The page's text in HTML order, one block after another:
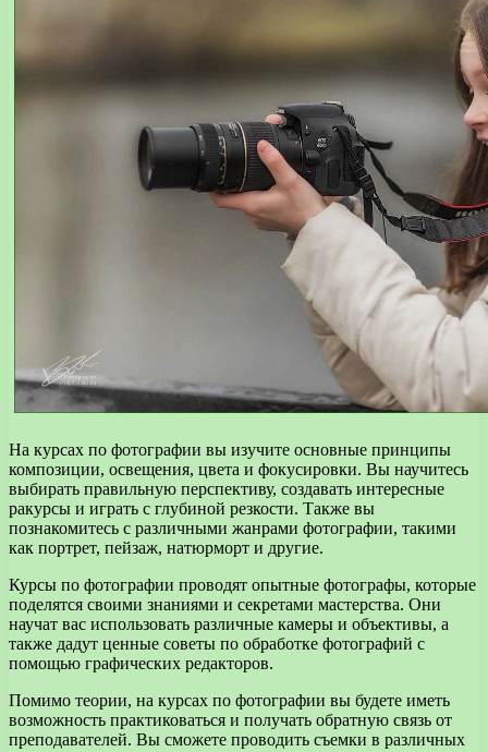
На курсах по фотографии вы изучите основные принципы
композиции, освещения, цвета и фокусировки. Вы научитесь
выбирать правильную перспективу, создавать интересные
ракурсы и играть с глубиной резкости. Также вы
познакомитесь с различными жанрами фотографии, такими
как портрет, пейзаж, натюрморт и другие.
Курсы по фотографии проводят опытные фотографы, которые
поделятся своими знаниями и секретами мастерства. Они
научат вас использовать различные камеры и объективы, а
также дадут ценные советы по обработке фотографий с
помощью графических редакторов.
Помимо теории, на курсах по фотографии вы будете иметь
возможность практиковаться и получать обратную связь от
преподавателей. Вы сможете проводить съемки в различных